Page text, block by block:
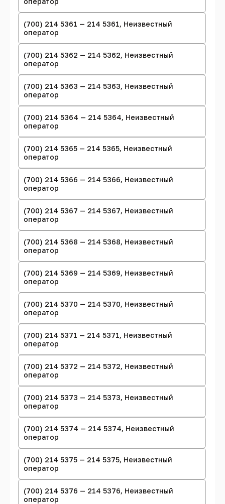
(700) 214 5361 — 214 5361, Неизвестный
оператор
(700) 214 5362 — 214 5362, Неизвестный
оператор
(700) 214 5363 — 214 5363, Неизвестный
оператор
(700) 214 5364 — 214 5364, Неизвестный
оператор
(700) 214 5365 — 214 5365, Неизвестный
оператор
(700) 214 5366 — 214 5366, Неизвестный
оператор
(700) 214 5367 — 214 5367, Неизвестный
оператор
(700) 214 5368 — 214 5368, Неизвестный
оператор
(700) 214 5369 — 214 5369, Неизвестный
оператор
(700) 214 5370 — 214 5370, Неизвестный
оператор
(700) 214 5371 — 214 5371, Неизвестный
оператор
(700) 214 5372 — 214 5372, Неизвестный
оператор
(700) 214 5373 — 214 5373, Неизвестный
оператор
(700) 214 5374 — 214 5374, Неизвестный
оператор
(700) 214 5375 — 214 5375, Неизвестный
оператор
(700) 214 5376 — 214 5376, Неизвестный
оператор